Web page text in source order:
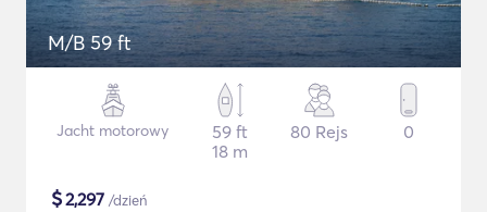
M/B 59 ft
Jacht motorowy
59 ft
18 m
80 Rejs 0
$2,297 /dzień